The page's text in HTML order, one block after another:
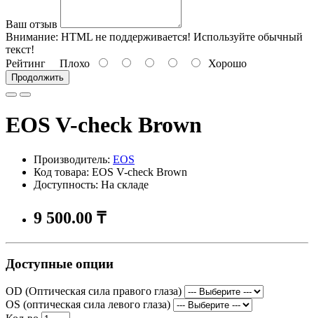
Ваш отзыв
Внимание: HTML не поддерживается! Используйте обычный
текст!
Рейтинг Плохо Хорошо
Продолжить
EOS V-check Brown
Производитель: EOS
Код товара: EOS V-check Brown
Доступность: На складе
9 500.00 ₸
Доступные опции
OD (Оптическая сила правого глаза)
OS (оптическая сила левого глаза)